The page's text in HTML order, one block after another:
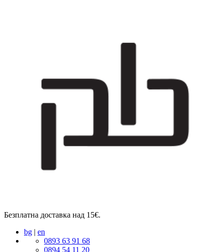
Безплатна доставка над 15€.
bg | en
0893 63 91 68
0894 54 11 20